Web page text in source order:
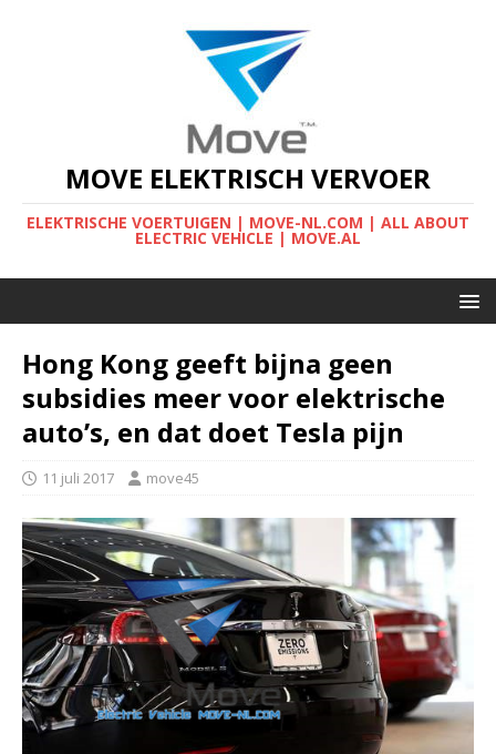
MOVE ELEKTRISCH VERVOER
ELEKTRISCHE VOERTUIGEN | MOVE-NL.COM | ALL ABOUT
ELECTRIC VEHICLE | MOVE.AL
Hong Kong geeft bijna geen
subsidies meer voor elektrische
auto’s, en dat doet Tesla pijn
11 juli 2017 move45